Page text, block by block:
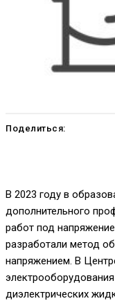
Поделиться:
В 2023 году в
дополнительного
работ под
разработали метод
напряжением. В
диэлектрических